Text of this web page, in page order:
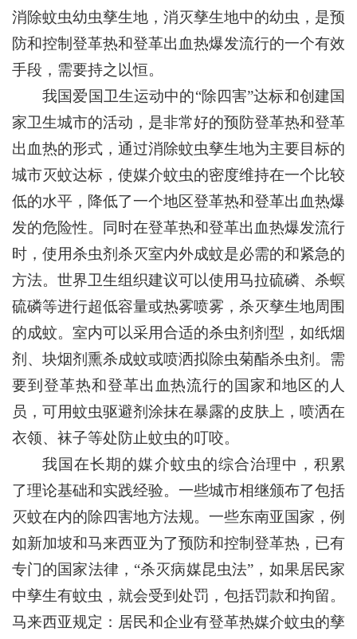
消除蚊虫幼虫孳生地，消灭孳生地中的幼虫，是预
防和控制登革热和登革出血热爆发流行的一个有效
手段，需要持之以恒。
我国爱国卫生运动中的“除四害”达标和创建国
家卫生城市的活动，是非常好的预防登革热和登革
出血热的形式，通过消除蚊虫孳生地为主要目标的
城市灭蚊达标，使媒介蚊虫的密度维持在一个比较
低的水平，降低了一个地区登革热和登革出血热爆
发的危险性。同时在登革热和登革出血热爆发流行
时，使用杀虫剂杀灭室内外成蚊是必需的和紧急的
方法。世界卫生组织建议可以使用马拉硫磷、杀螟
硫磷等进行超低容量或热雾喷雾，杀灭孳生地周围
的成蚊。室内可以采用合适的杀虫剂剂型，如纸烟
剂、块烟剂熏杀成蚊或喷洒拟除虫菊酯杀虫剂。需
要到登革热和登革出血热流行的国家和地区的人
员，可用蚊虫驱避剂涂抹在暴露的皮肤上，喷洒在
衣领、袜子等处防止蚊虫的叮咬。
我国在长期的媒介蚊虫的综合治理中，积累
了理论基础和实践经验。一些城市相继颁布了包括
灭蚊在内的除四害地方法规。一些东南亚国家，例
如新加坡和马来西亚为了预防和控制登革热，已有
专门的国家法律，“杀灭病媒昆虫法”，如果居民家
中孳生有蚊虫，就会受到处罚，包括罚款和拘留。
马来西亚规定：居民和企业有登革热媒介蚊虫的孳